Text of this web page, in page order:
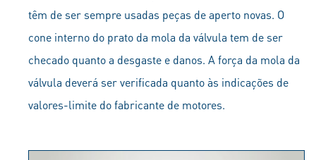
têm de ser sempre usadas peças de aperto novas. O
cone interno do prato da mola da válvula tem de ser
checado quanto a desgaste e danos. A força da mola da
válvula deverá ser verificada quanto às indicações de
valores-limite do fabricante de motores.